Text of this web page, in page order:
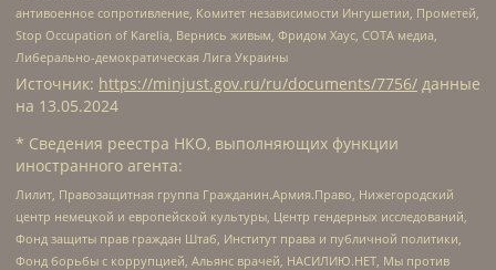
антивоенное сопротивление, Комитет независимости Ингушетии, Прометей,
Stop Occupation of Karelia, Вернись живым, Фридом Хаус, СОТА медиа,
Либерально-демократическая Лига Украины
Источник: https://minjust.gov.ru/ru/documents/7756/ данные
на 13.05.2024
* Сведения реестра НКО, выполняющих функции
иностранного агента:
Лилит, Правозащитная группа Гражданин.Армия.Право, Нижегородский
центр немецкой и европейской культуры, Центр гендерных исследований,
Фонд защиты прав граждан Штаб, Институт права и публичной политики,
Фонд борьбы с коррупцией, Альянс врачей, НАСИЛИЮ.НЕТ, Мы против